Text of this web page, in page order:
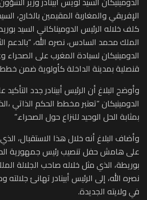
الإفريقي والمغاربة المقيمين بالخارج،
كلف خلاله الرئيس الدوميناكاني السيد
الملك محمد السادس، نصره الله، “بالدعم
الدومينيكان لسيادة المغرب على
قنصلية بمدينة الداخلة كأولوية ضمن خطط
وأوضح البلاغ أن الرئيس أبينادر جدد
الدومينيكان “تعتبر مخطط الحكم الذاتي
بمثابة الحل الوحيد للنزاع حول الصحراء.”
وأضاف البلاغ أنه خلال هذا الاستقبال،
على هامش حفل تنصيب رئيس جمهورية
بوريطة، الذي مثل خلاله صاحب الجلالة
نصره الله، إلى الرئيس أبينادر تهانئ جلالته
في ولايته الجديدة.